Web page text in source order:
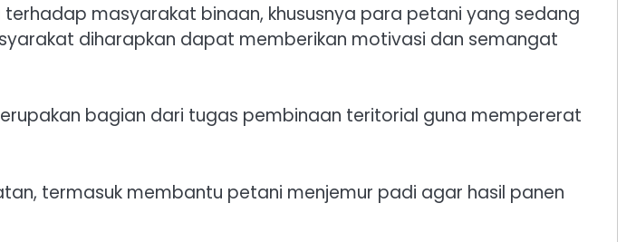
masyarakat binaan, khususnya para petani yang sedang
diharapkan dapat memberikan motivasi dan semangat
bagian dari tugas pembinaan teritorial guna mempererat
termasuk membantu petani menjemur padi agar hasil panen